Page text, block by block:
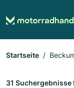
Startseite
31 Suchergebnisse